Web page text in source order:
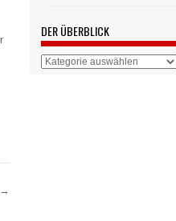
→
DER ÜBERBLICK
Der